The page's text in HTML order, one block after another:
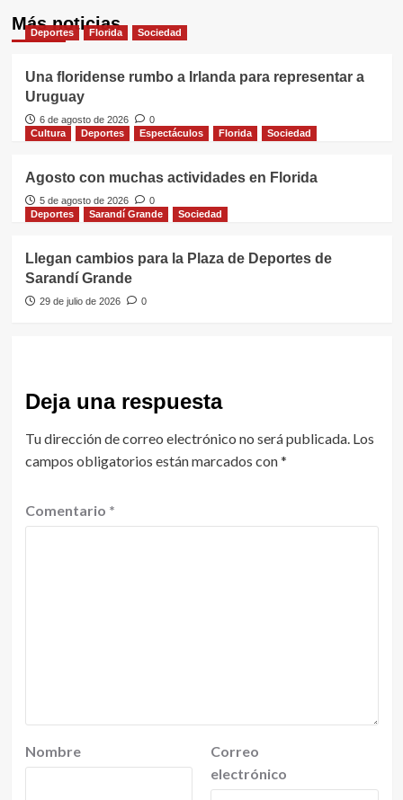
Más noticias
Deportes Florida Sociedad
Una floridense rumbo a Irlanda para representar a
Uruguay
6 de agosto de 2026
0
Cultura
Deportes Espectáculos Florida Sociedad
Agosto con muchas actividades en Florida
5 de agosto de 2026
0
Deportes
Sarandí Grande Sociedad
Llegan cambios para la Plaza de Deportes de
Sarandí Grande
29 de julio de 2026 0
Deja una respuesta
Tu dirección de correo electrónico no será publicada. Los
campos obligatorios están marcados con*
Comentario *
Nombre
Correo
electrónico